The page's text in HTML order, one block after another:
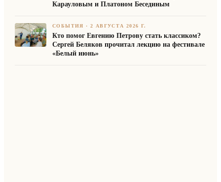
Карауловым и Платоном Бесединым
СОБЫТИЯ ·2 АВГУСТА 2026 Г.
Кто помог Евгению Петрову стать классиком?
Сергей Беляков прочитал лекцию на фестивале
«Белый июнь»